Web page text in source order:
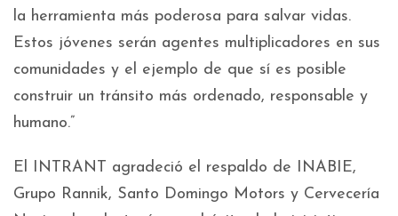
la herramienta más poderosa para salvar vidas.
Estos jóvenes serán agentes multiplicadores en sus
comunidades y el ejemplo de que sí es posible
construir un tránsito más ordenado, responsable y
humano.”
El INTRANT agradeció el respaldo de INABIE,
Grupo Rannik, Santo Domingo Motors y Cervecería